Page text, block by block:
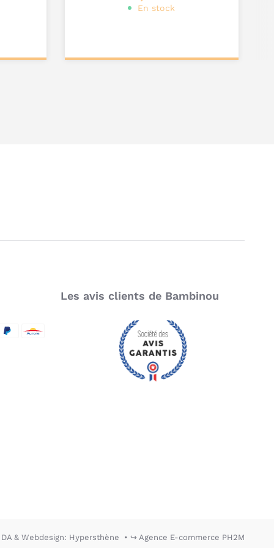
En stock
Les avis clients de Bambinou
DA & Webdesign: Hypersthène ↪ Agence E-commerce PH2M